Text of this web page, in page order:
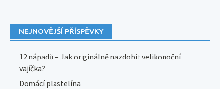
NEJNOVĚJŠÍ PŘÍSPĚVKY
12 nápadů – Jak originálně nazdobit velikonoční
vajíčka?
Domácí plastelína